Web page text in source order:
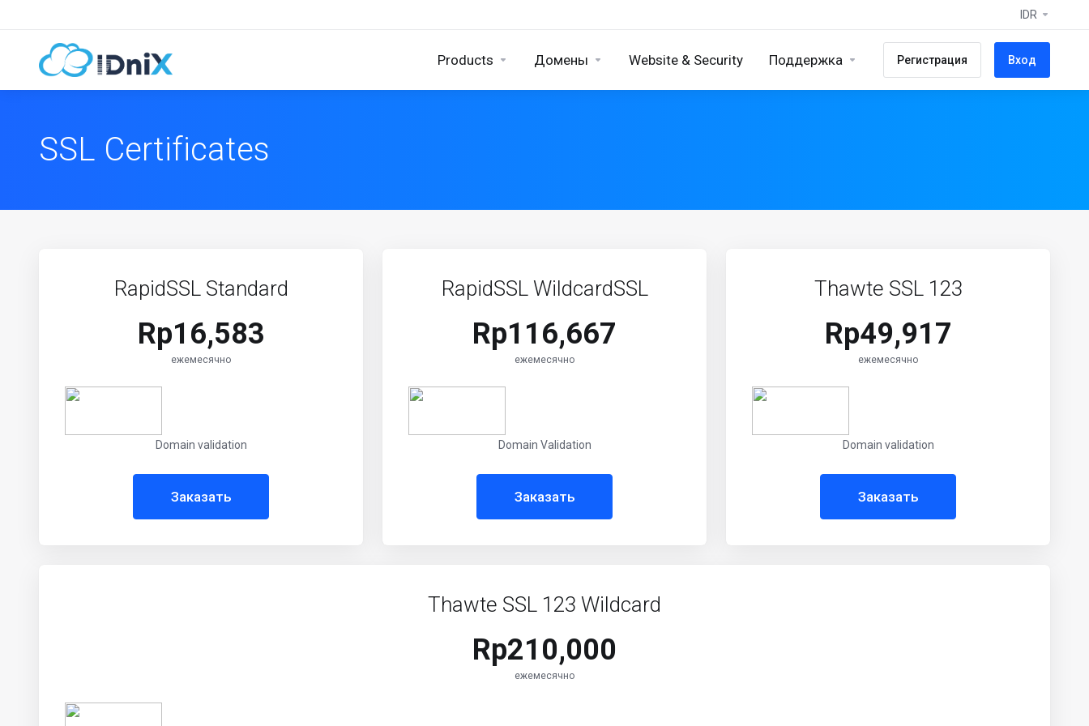
IDR
Products Домены Website & Security Поддержка Регистрация Вход
SSL Certificates
RapidSSL Standard
Rp16,583
ежемесячно
Domain validation
Заказать
RapidSSL WildcardSSL
Rp116,667
ежемесячно
Domain Validation
Заказать
Thawte SSL 123
Rp49,917
ежемесячно
Domain validation
Заказать
Thawte SSL 123 Wildcard
Rp210,000
ежемесячно